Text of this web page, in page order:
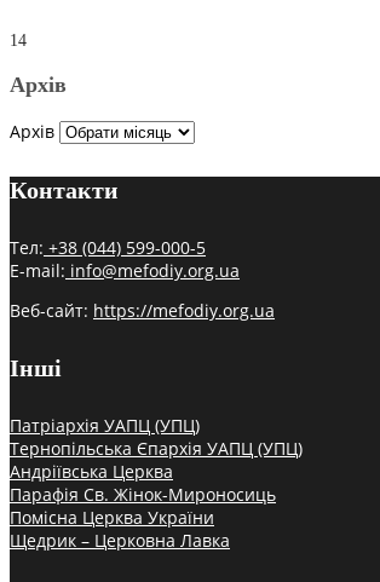
14
Архів
Архів
Контакти
Тел: +38 (044) 599-000-5
E-mail: info@mefodiy.org.ua
Веб-сайт: https://mefodiy.org.ua
Інші
Патріархія УАПЦ (УПЦ)
Тернопільська Єпархія УАПЦ (УПЦ)
Андріївська Церква
Парафія Св. Жінок-Мироносиць
Помісна Церква України
Щедрик – Церковна Лавка